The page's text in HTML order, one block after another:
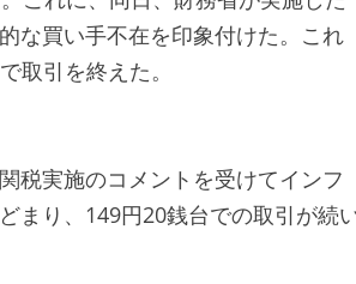
な買い手不在を印象付けた。これ
取引を終えた。
税実施のコメントを受けてインフ
まり、149円20銭台での取引が続